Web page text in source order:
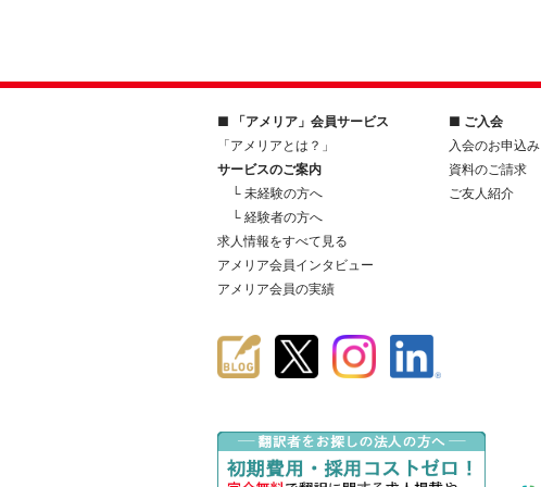
■ 「アメリア」会員サービス
「アメリアとは？」
サービスのご案内
└ 未経験の方へ
└ 経験者の方へ
求人情報をすべて見る
アメリア会員インタビュー
アメリア会員の実績
■ ご入会
入会のお申込み
資料のご請求
ご友人紹介